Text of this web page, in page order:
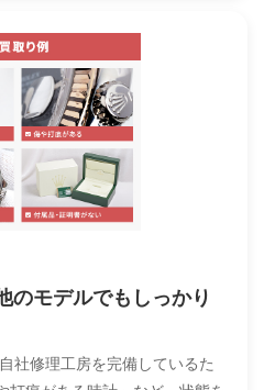
のモデルでもしっかり
社修理工房を完備しているた